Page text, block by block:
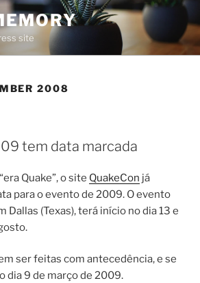
site
2008
tem data marcada
Quake”, o site QuakeCon já
para o evento de 2009. O evento
Dallas (Texas), terá início no dia 13 e
ser feitas com antecedência, e se
dia 9 de março de 2009.